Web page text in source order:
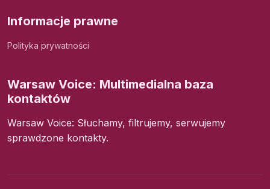
Informacje prawne
Polityka prywatności
Warsaw Voice: Multimedialna baza
kontaktów
Warsaw Voice: Słuchamy, filtrujemy, serwujemy
sprawdzone kontakty.